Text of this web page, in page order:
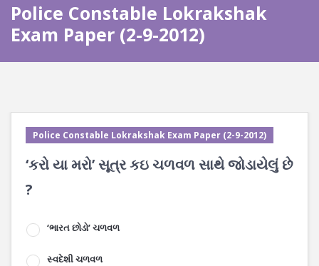
Police Constable Lokrakshak
Exam Paper (2-9-2012)
Police Constable Lokrakshak Exam Paper (2-9-2012)
‘કરો યા મરો’ સૂત્ર કઇ ચળવળ સાથે જોડાયેલું છે
?
‘ભારત છોડો’ ચળવળ
સ્વદેશી ચળવળ